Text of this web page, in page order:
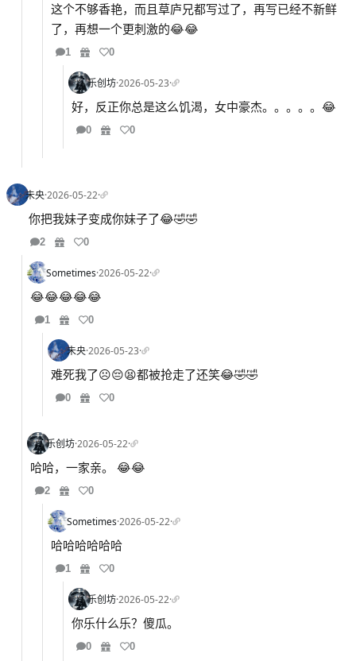
这个不够香艳，而且草庐兄都写过了，再写已经不新鲜
了，再想一个更刺激的😂😂
1 0
乐创坊·2026-05-23·
好，反正你总是这么饥渴，女中豪杰。。。。。😂
0 0
未央·2026-05-22·
你把我妹子变成你妹子了😂🤣🤣
2 0
Sometimes·2026-05-22·
😂😂😂😂😂
1 0
未央·2026-05-23·
难死我了☹️😔😫都被抢走了还笑😂🤣🤣
0 0
乐创坊·2026-05-22·
哈哈，一家亲。 😂😂
2 0
Sometimes·2026-05-22·
哈哈哈哈哈哈
1 0
乐创坊·2026-05-22·
你乐什么乐？傻瓜。
0 0